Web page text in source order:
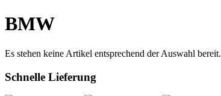
BMW
Es stehen keine Artikel entsprechend der Auswahl bereit.
Schnelle Lieferung